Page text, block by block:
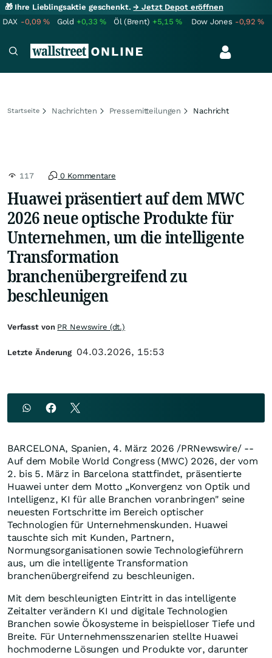
🎁 Ihre Lieblingsaktie geschenkt.→ Jetzt Depot eröffnen
DAX -0,09% Gold +0,33% Öl (Brent) +5,15% Dow Jones -0,92%
Startseite Nachrichten Pressemitteilungen Nachricht
117 0 Kommentare
Huawei präsentiert auf dem MWC
2026 neue optische Produkte für
Unternehmen, um die intelligente
Transformation
branchenübergreifend zu
beschleunigen
BARCELONA, Spanien,4. März 2026 /PRNewswire/ --
Auf dem Mobile World Congress (MWC) 2026, der vom
2. bis 5. März in Barcelona stattfindet, präsentierte
Huawei unter dem Motto „Konvergenz von Optik und
Intelligenz, KI für alle Branchen voranbringen" seine
neuesten Fortschritte im Bereich optischer
Technologien für Unternehmenskunden. Huawei
tauschte sich mit Kunden, Partnern,
Normungsorganisationen sowie Technologieführern
aus, um die intelligente Transformation
branchenübergreifend zu beschleunigen.
Mit dem beschleunigten Eintritt in das intelligente
Zeitalter verändern KI und digitale Technologien
Branchen sowie Ökosysteme in beispielloser Tiefe und
Breite. Für Unternehmensszenarien stellte Huawei
hochmoderne Lösungen und Produkte vor, darunter
Verfasst von PR Newswire (dt.)
Letzte Änderung 04.03.2026, 15:53